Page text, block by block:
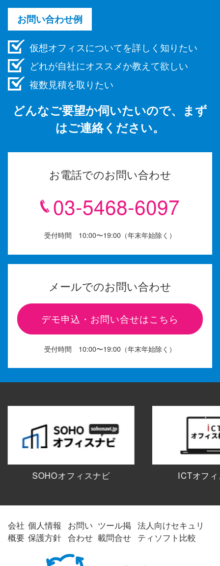
お問い合わせ例
仮想オフィスについてを詳しく知りたい
どれが自社にオススメか教えて欲しい
複数見積を取りたい
どんなご要望か伺いたいので、まず
はご連絡ください。
お電話でのお問い合わせ
03-5468-6097
受付時間 10:00〜19:00（年末年始除く）
メールでのお問い合わせ
デモ申込・お問い合せはこちら
受付時間 10:00〜19:00（年末年始除く）
SOHOオフィスナビ ICTオフ
会社
概要
個人情報
保護方針
お問い
合わせ
ツール掲
載問合せ
法人向けセキュリ
ティソフト比較